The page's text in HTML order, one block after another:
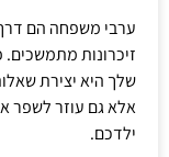
ערבי משפחה הם דרך
זיכרונות
שלך היא יצירת
אלא גם עוזר לשפר
ילדכם.